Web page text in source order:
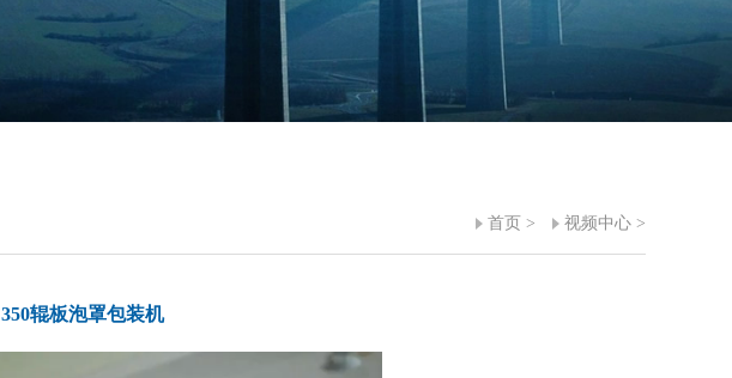
首页 > 视频中心 >
350辊板泡罩包装机